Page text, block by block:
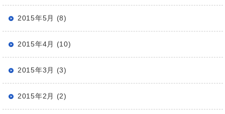
2015年5月 (8)
2015年4月 (10)
2015年3月 (3)
2015年2月 (2)